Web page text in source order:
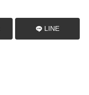
LINE